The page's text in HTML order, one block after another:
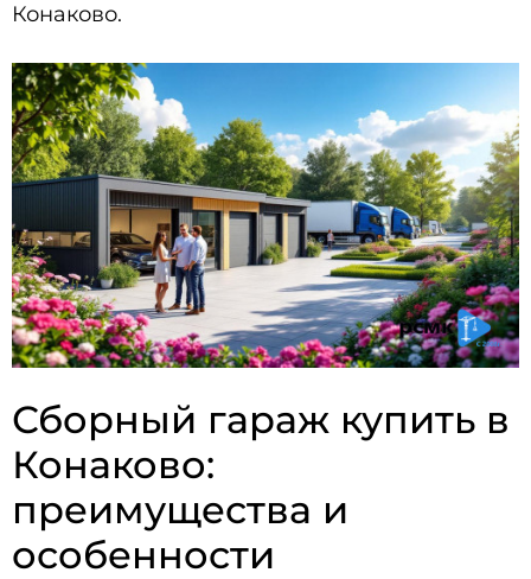
Конаково.
Сборный гараж купить в
Конаково:
преимущества и
особенности